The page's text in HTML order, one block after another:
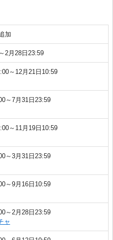
加
2月28日23:59
～12月21日10:59
～7月31日23:59
～11月19日10:59
～3月31日23:59
～9月16日10:59
～2月28日23:59
ャ